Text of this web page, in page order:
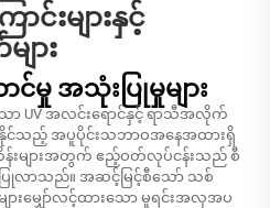
င်းများနှင့်
ား
င်မှု အသုံးပြုမှုများ
သော UV အလင်းရောင်နှင့် ရာသီအလိုက်
နိုင်သည့် အပူပိုင်းသဘာဝအနေအထားရှိ
ကိန်းများအတွက် ဧည့်ဝတ်လုပ်ငန်းသည် စီ
ြုလာသည်။ အဆင့်မြင့်စီသော် သစ်
ားမျှော်လင့်ထားသော မူရင်းအလှအပ